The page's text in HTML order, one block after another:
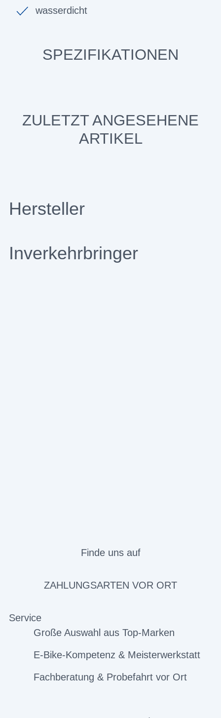
wasserdicht
SPEZIFIKATIONEN
ZULETZT ANGESEHENE
ARTIKEL
Hersteller
Inverkehrbringer
Finde uns auf
ZAHLUNGSARTEN VOR ORT
Service
Große Auswahl aus Top-Marken
E-Bike-Kompetenz & Meisterwerkstatt
Fachberatung & Probefahrt vor Ort